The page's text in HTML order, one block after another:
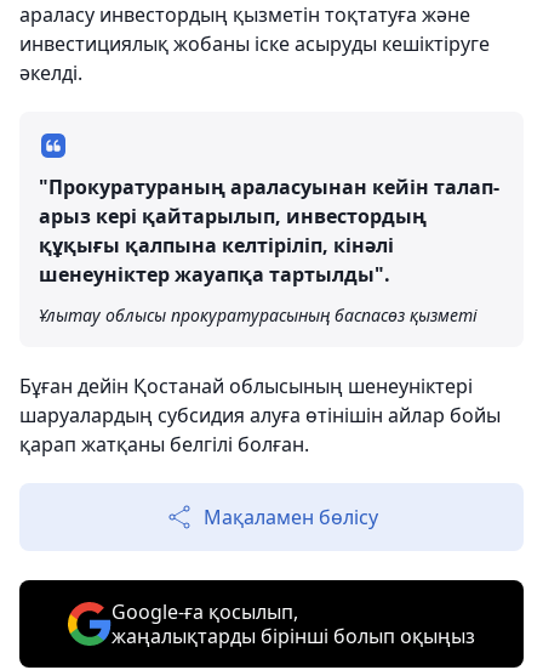
араласу инвестордың қызметін тоқтатуға және
инвестициялық жобаны іске асыруды кешіктіруге
әкелді.
"Прокуратураның араласуынан кейін талап-
арыз кері қайтарылып, инвестордың
құқығы қалпына келтіріліп, кінәлі
шенеуніктер жауапқа тартылды".
Ұлытау облысы прокуратурасының баспасөз қызметі
Бұған дейін Қостанай облысының шенеуніктері
шаруалардың субсидия алуға өтінішін айлар бойы
қарап жатқаны белгілі болған.
Мақаламен бөлісу
Google-ға қосылып,
жаңалықтарды бірінші болып оқыңыз